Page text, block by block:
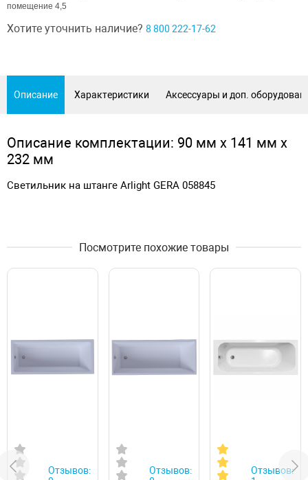
помещение 4,5
Хотите уточнить наличие? 8 800 222-17-62
Описание Характеристики Аксессуары и доп.
Описание комплектации: 90 мм х 141 мм х
232 мм
Светильник на штанге Arlight GERA 058845
Посмотрите похожие товары
Отзывов:
Отзывов:
Отзывов: